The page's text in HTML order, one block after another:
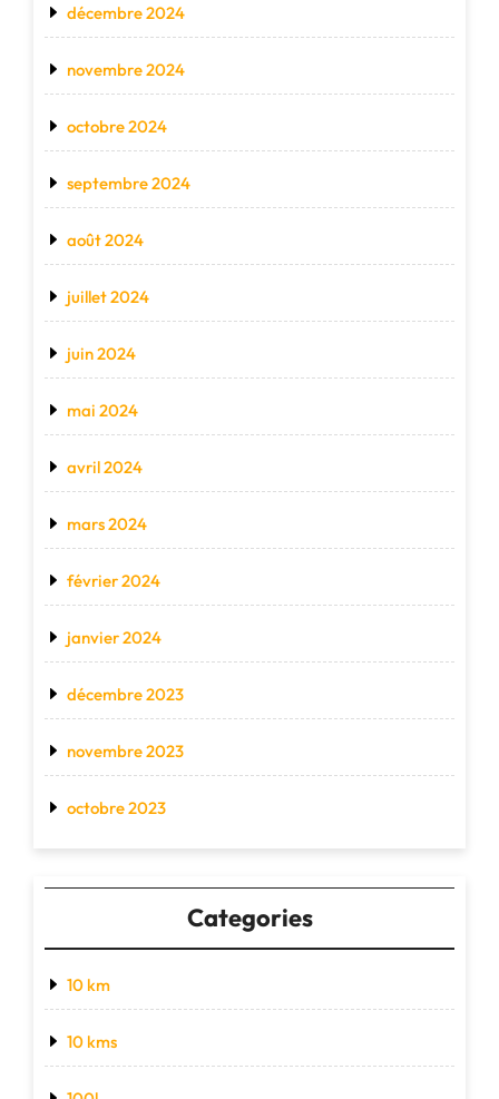
décembre 2024
novembre 2024
octobre 2024
septembre 2024
août 2024
juillet 2024
juin 2024
mai 2024
avril 2024
mars 2024
février 2024
janvier 2024
décembre 2023
novembre 2023
octobre 2023
Categories
10 km
10 kms